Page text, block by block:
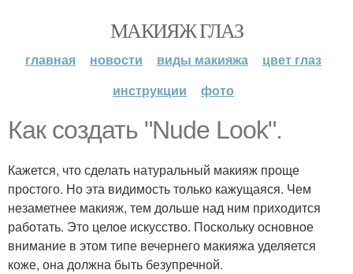
МАКИЯЖ ГЛАЗ
главная новости виды макияжа
цвет глаз
инструкции
фото
Как создать "Nude Look".
Кажется, что сделать натуральный макияж проще
простого. Но эта видимость только кажущаяся. Чем
незаметнее макияж, тем дольше над ним приходится
работать. Это целое искусство. Поскольку основное
внимание в этом типе вечернего макияжа уделяется
коже, она должна быть безупречной.